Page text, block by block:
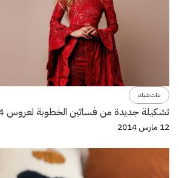
بنات شيك
تشكيلة جديدة من فساتين الخطوبة لعروس 2014 بألوان الطيف
12 مارس 2014